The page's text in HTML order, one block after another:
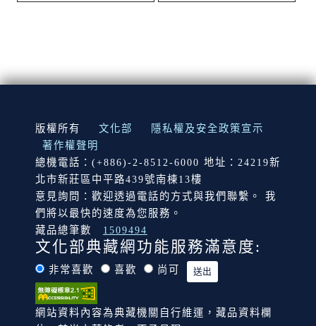
:::
版權所有 文化部
隱私權及安全政策宣示
著作權聲明
總機電話：(+886)-2-8512-6000 地址：24219新
北市新莊區中平路439號南棟13樓
意見詢問：歡迎透過電話的方式與我們聯繫。 我
們將以最快的速度為您服務。
藏品總筆數
1509494
文化部典藏網功能服務滿意度:
非常喜歡 喜歡 尚可
網站資料內容為典藏機關自行維運，藏品資料欄